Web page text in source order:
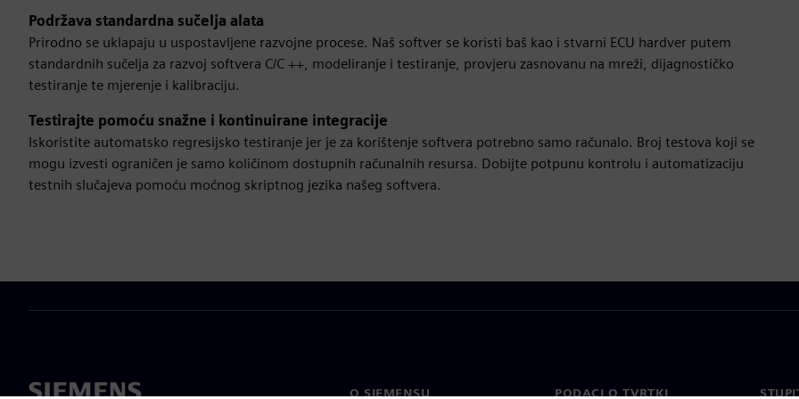
Podržava standardna sučelja alata
Prirodno se uklapaju u uspostavljene razvojne procese. Naš softver se koristi baš kao i stvarni ECU hardver putem
standardnih sučelja za razvoj softvera C/C ++, modeliranje i testiranje, provjeru zasnovanu na mreži, dijagnostičko
testiranje te mjerenje i kalibraciju.
Testirajte pomoću snažne i kontinuirane integracije
Iskoristite automatsko regresijsko testiranje jer je za korištenje softvera potrebno samo računalo. Broj testova koji se
mogu izvesti ograničen je samo količinom dostupnih računalnih resursa. Dobijte potpunu kontrolu i automatizaciju
testnih slučajeva pomoću moćnog skriptnog jezika našeg softvera.
O SIEMENSU PODACI O TVRTKI